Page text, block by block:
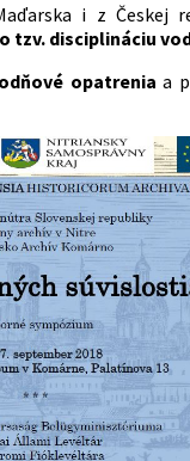
i z Českej
tzv. disciplináciu
opatrenia a